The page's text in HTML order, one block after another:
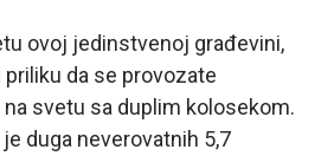
ovoj jedinstvenoj građevini,
da se provozate
svetu sa duplim kolosekom.
je duga neverovatnih 5,7